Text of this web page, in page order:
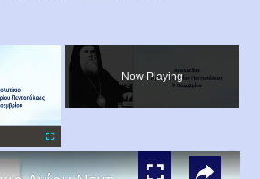
Now Playing
×